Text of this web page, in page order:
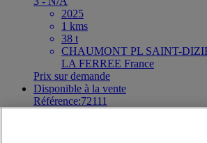
2025
1 kms
38 t
CHAUMONT PL SAINT-
LA FERREE France
Prix sur demande
Disponible à la vente
Référence:72111